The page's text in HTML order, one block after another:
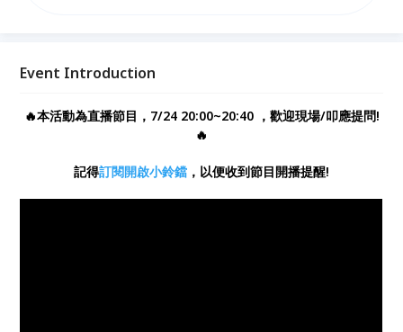
想生活努力奮鬥時，那些路上的雜音、旁人的耳語、自
老師科學繪本小時堂的分享
Event Introduction
🔥本活動為直播節目，7/24 20:00~20:40 ，歡迎現場/叩應提問!
🔥
記得訂閱開啟小鈴鐺 ，以便收到節目開播提醒!